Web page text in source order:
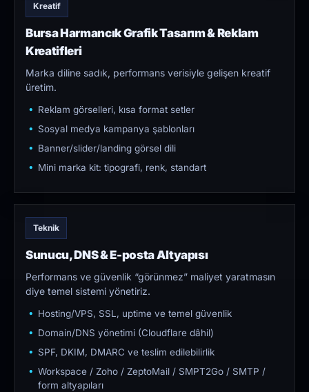
Kreatif
Bursa Harmancık Grafik Tasarım & Reklam
Kreatifleri
Marka diline sadık, performans verisiyle gelişen kreatif
üretim.
Reklam görselleri, kısa format setler
Sosyal medya kampanya şablonları
Banner/slider/landing görsel dili
Mini marka kit: tipografi, renk, standart
Teknik
Sunucu, DNS & E-posta Altyapısı
Performans ve güvenlik “görünmez” maliyet yaratmasın
diye temel sistemi yönetiriz.
Hosting/VPS, SSL, uptime ve temel güvenlik
Domain/DNS yönetimi (Cloudflare dâhil)
SPF, DKIM, DMARC ve teslim edilebilirlik
Workspace / Zoho / ZeptoMail / SMPT2Go / SMTP /
form altyapıları